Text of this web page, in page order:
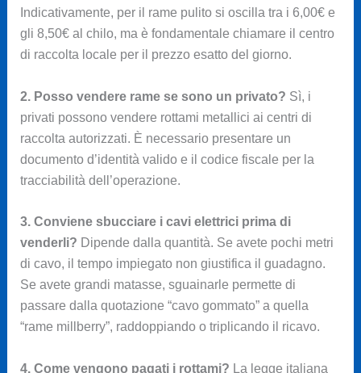
Indicativamente, per il rame pulito si oscilla tra i 6,00€ e
gli 8,50€ al chilo, ma è fondamentale chiamare il centro
di raccolta locale per il prezzo esatto del giorno.
2. Posso vendere rame se sono un privato? Sì, i
privati possono vendere rottami metallici ai centri di
raccolta autorizzati. È necessario presentare un
documento d’identità valido e il codice fiscale per la
tracciabilità dell’operazione.
3. Conviene sbucciare i cavi elettrici prima di
venderli? Dipende dalla quantità. Se avete pochi metri
di cavo, il tempo impiegato non giustifica il guadagno.
Se avete grandi matasse, sguainarle permette di
passare dalla quotazione “cavo gommato” a quella
“rame millberry”, raddoppiando o triplicando il ricavo.
4. Come vengono pagati i rottami? La legge italiana